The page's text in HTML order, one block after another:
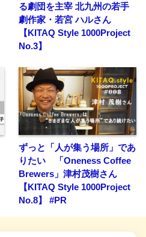
る劇団を主宰 北九州の若手
劇作家・若宮 ハルさん
【KITAQ Style 1000Project
No.3】
ずっと「人が集う場所」であ
りたい 「Oneness Coffee
Brewers」津村茂樹さん
【KITAQ Style 1000Project
No.8】 #PR